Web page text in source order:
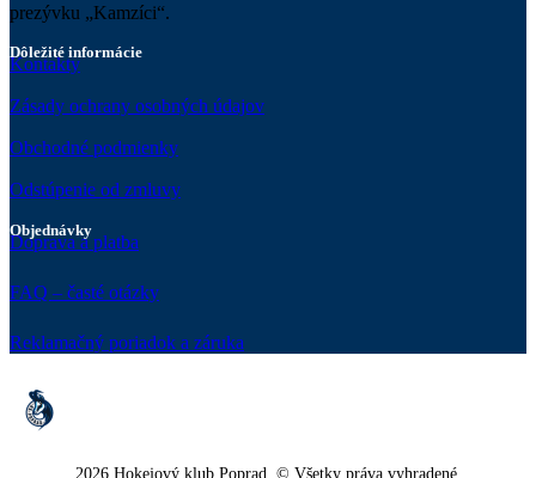
prezývku „Kamzíci“.
Dôležité informácie
Kontakty
Zásady ochrany osobných údajov
Obchodné podmienky
Odstúpenie od zmluvy
Objednávky
Doprava a platba
FAQ – časté otázky
Reklamačný poriadok a záruka
2026 Hokejový klub Poprad. © Všetky práva vyhradené.